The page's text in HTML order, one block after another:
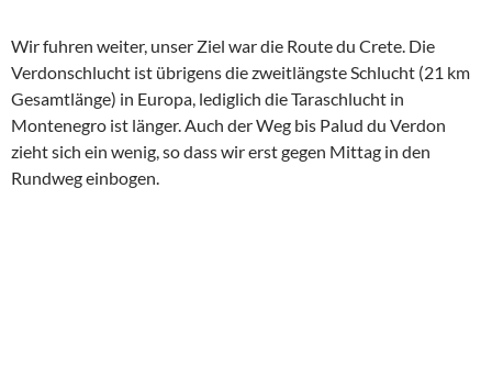
Wir fuhren weiter, unser Ziel war die Route du Crete. Die
Verdonschlucht ist übrigens die zweitlängste Schlucht (21 km
Gesamtlänge) in Europa, lediglich die Taraschlucht in
Montenegro ist länger. Auch der Weg bis Palud du Verdon
zieht sich ein wenig, so dass wir erst gegen Mittag in den
Rundweg einbogen.